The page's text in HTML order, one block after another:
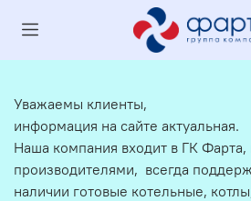
Уважаемы клиенты,
информация на сайте актуальная.
Наша компания входит в ГК
производителями, всегда
наличии готовые котельные,